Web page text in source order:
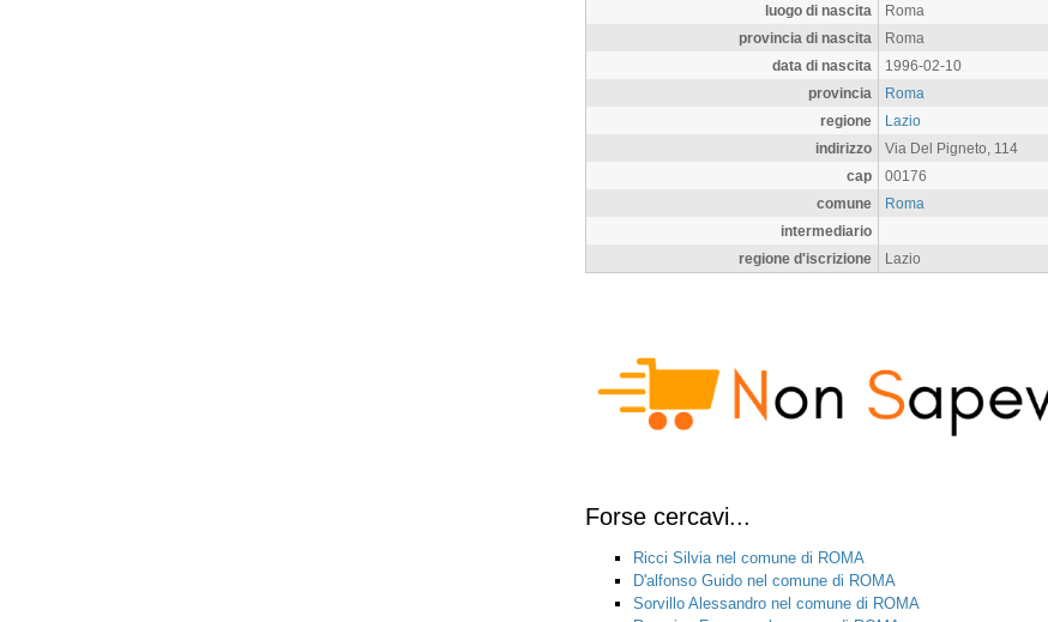
luogo di nascita
Roma
provincia di nascita
Roma
data di nascita
1996-02-10
provincia
Roma
regione
Lazio
indirizzo
Via Del Pigneto, 114
cap
00176
comune
Roma
intermediario
regione d'iscrizione
Lazio
Forse cercavi...
Ricci Silvia nel comune di ROMA
D'alfonso Guido nel comune di ROMA
Sorvillo Alessandro nel comune di ROMA